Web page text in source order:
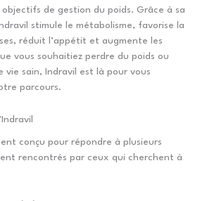
de gestion du poids. Grâce à sa
stimule le métabolisme, favorise la
réduit l’appétit et augmente les
vous souhaitiez perdre du poids ou
vie sain, Indravil est là pour vous
parcours.
conçu pour répondre à plusieurs
rencontrés par ceux qui cherchent à